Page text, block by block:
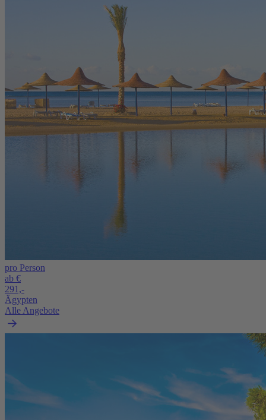
pro Person
ab €
291,-
Ägypten
Alle Angebote